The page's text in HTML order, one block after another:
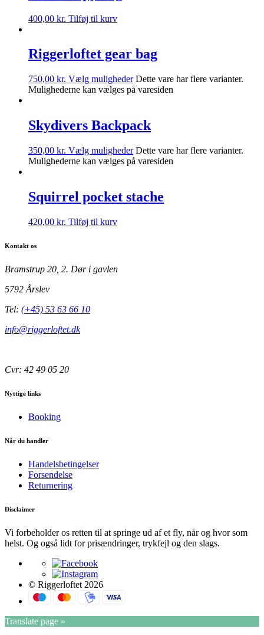
400,00 kr. Tilføj til kurv
Riggerloftet gear bag
750,00 kr. Vælg muligheder Dette vare har flere varianter.
Mulighederne kan vælges på varesiden
Skydivers Backpack
350,00 kr. Vælg muligheder Dette vare har flere varianter.
Mulighederne kan vælges på varesiden
Squirrel pocket stache
420,00 kr. Tilføj til kurv
Kontakt os
Bramstrup 20, 2. Dør i gavlen
5792 Årslev
Tel: (+45) 53 63 66 10
info@riggerloftet.dk
Cvr: 42 49 05 20
Nyttige links
Booking
Når du handler
Handelsbetingelser
Forsendelse
Returnering
Disclaimer
Vi forbeholder os retten til at springe ud af et fly, når og hvor som
helst. Og også lidt for prisændringer, trykfejl og den slags.
© Riggerloftet 2026
Translate page »